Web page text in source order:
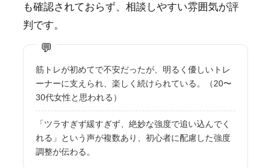
も確認されておらず、相談しやすい雰囲気が評
判です。
筋トレが初めてで不安だったが、明るく優しいトレ
ーナーに支えられ、楽しく続けられている。（20〜
30代女性と思われる）
「ツラすぎず緩すぎず、絶妙な強度で追い込んでく
れる」という声が複数あり、初心者に配慮した強度
調整が伝わる。